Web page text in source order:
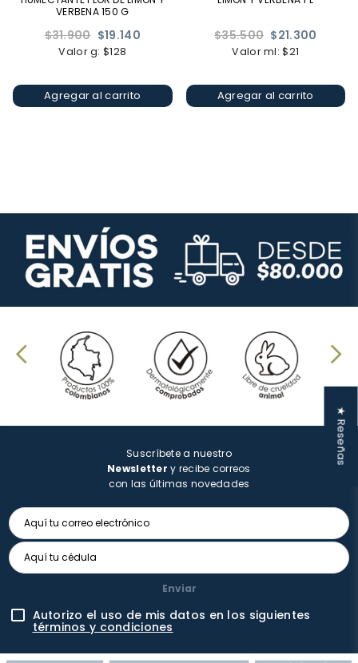
VERBENA 150 G
Precio
habitual
$31.900 $19.140
Valor g: $128
Agregar al carrito
Precio
habitual
$35.500 $21.300
Valor ml: $21
Agregar al carrito
Suscríbete a nuestro
Newsletter y recibe correos
con las últimas novedades
Enviar
Autorizo el uso de mis datos en los siguientes
términos y condiciones
★ Reseñas